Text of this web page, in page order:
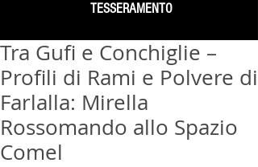
TESSERAMENTO
Tra Gufi e Conchiglie –
Profili di Rami e Polvere di
Farlalla: Mirella
Rossomando allo Spazio
Comel